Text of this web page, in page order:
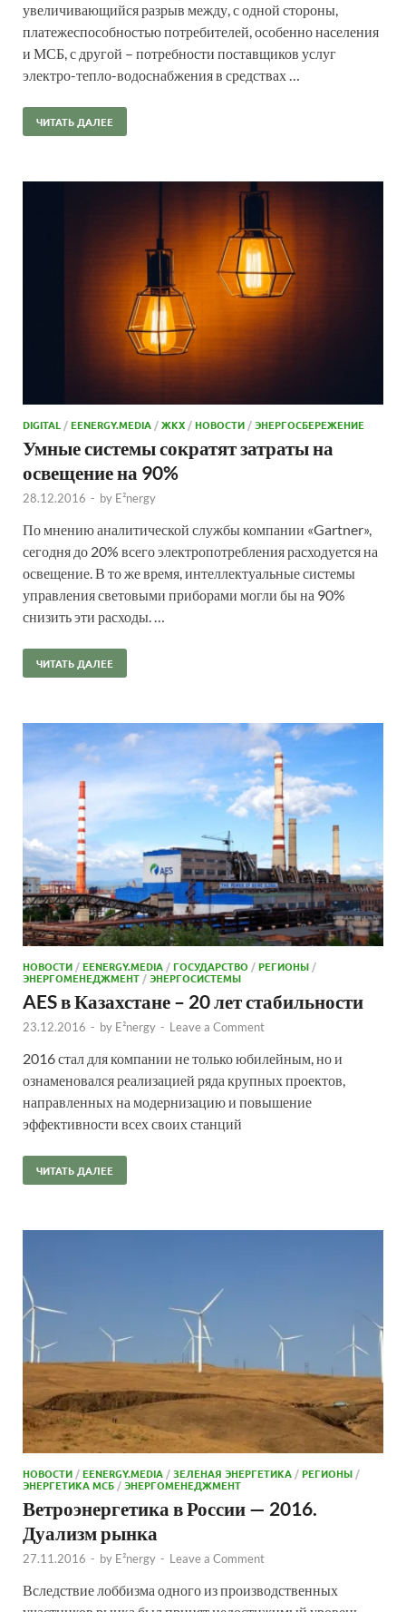
увеличивающийся разрыв между, с одной стороны,
платежеспособностью потребителей, особенно населения
и МСБ, с другой – потребности поставщиков услуг
электро-тепло-водоснабжения в средствах …
ЧИТАТЬ ДАЛЕЕ
DIGITAL /EENERGY.MEDIA /ЖКХ /НОВОСТИ /ЭНЕРГОСБЕРЕЖЕНИЕ
Умные системы сократят затраты на
освещение на 90%
28.12.2016 - by E²nergy
По мнению аналитической службы компании «Gartner»,
сегодня до 20% всего электропотребления расходуется на
освещение. В то же время, интеллектуальные системы
управления световыми приборами могли бы на 90%
снизить эти расходы. …
ЧИТАТЬ ДАЛЕЕ
НОВОСТИ /EENERGY.MEDIA /ГОСУДАРСТВО /РЕГИОНЫ /
ЭНЕРГОМЕНЕДЖМЕНТ /ЭНЕРГОСИСТЕМЫ
AES в Казахстане – 20 лет стабильности
23.12.2016 - by E²nergy - Leave a Comment
2016 стал для компании не только юбилейным, но и
ознаменовался реализацией ряда крупных проектов,
направленных на модернизацию и повышение
эффективности всех своих станций
ЧИТАТЬ ДАЛЕЕ
НОВОСТИ /EENERGY.MEDIA /ЗЕЛЕНАЯ ЭНЕРГЕТИКА /РЕГИОНЫ /
ЭНЕРГЕТИКА МСБ /ЭНЕРГОМЕНЕДЖМЕНТ
Ветроэнергетика в России — 2016.
Дуализм рынка
27.11.2016 - by E²nergy - Leave a Comment
Вследствие лоббизма одного из производственных